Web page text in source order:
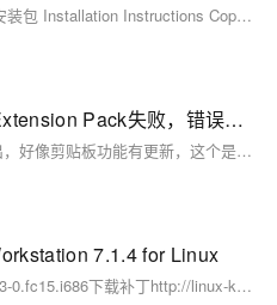
pycharm官方提供了不同平台下的安装包 Installation Instructions Copy the pycharm-5.
fedora 16 安装 Virtualbox Extension Pack失败，错误代码127
最近看到Virtualbox有更新放出，好像剪贴板功能有更新，这个是我所需要的，于是下载来升级VirtualBox-4.1-4.1.10_76795_fedora16-1.i686.rpm。
7.1.4 for Linux
[talen@fedora ~]$ uname -r2.6.40.3-0.fc15.i686下载补丁http://linux-knowledgebase.com/userFiles/files/vmware2_6_39patchv3.